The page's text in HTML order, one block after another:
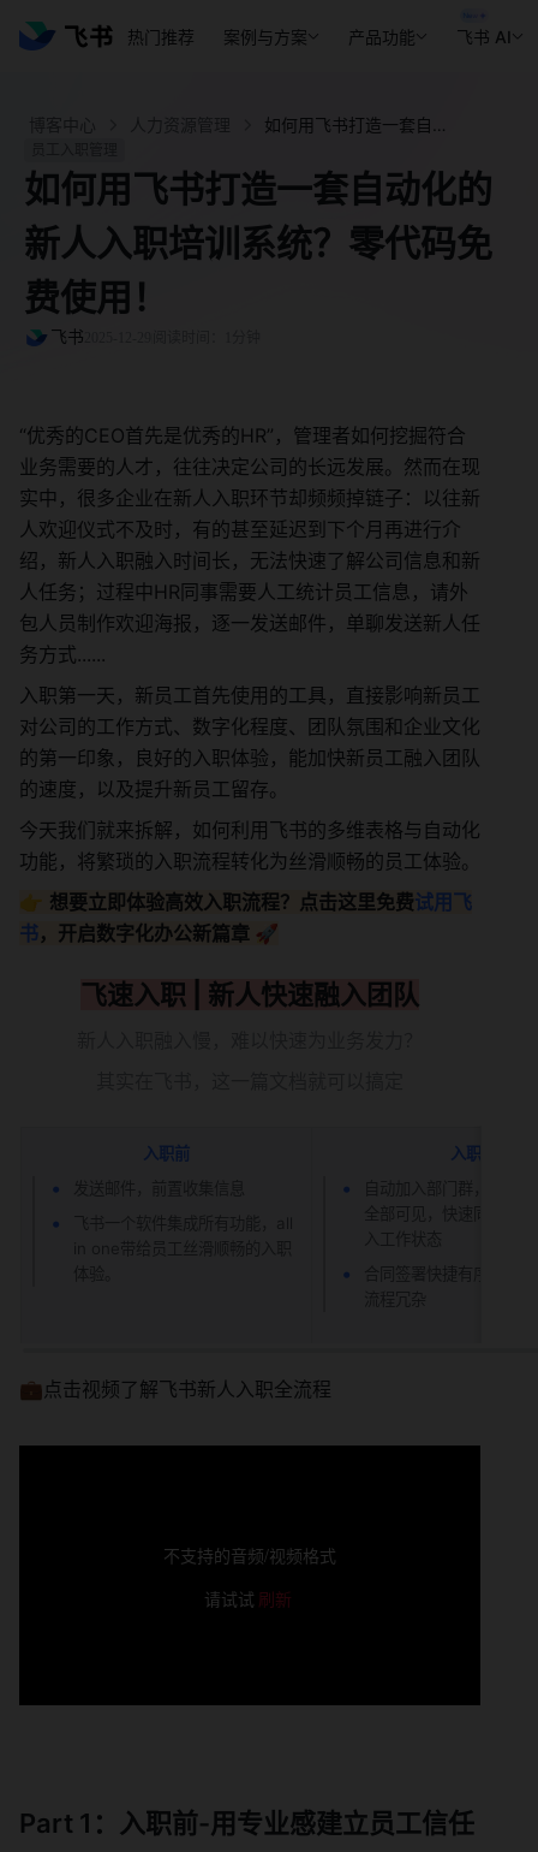
热门推荐 案例与方案 产品功能 飞书 AI
如何用飞书打造一套自动化的
新人入职培训系统？零代码免
费使用！
飞书
“优秀的CEO首先是优秀的HR”，管理者如何挖掘符合
业务需要的人才，往往决定公司的长远发展。然而在现
实中，很多企业在新人入职环节却频频掉链子：以往新
人欢迎仪式不及时，有的甚至延迟到下个月再进行介
绍，新人入职融入时间长，无法快速了解公司信息和新
人任务；过程中HR同事需要人工统计员工信息，请外
包人员制作欢迎海报，逐一发送邮件，单聊发送新人任
务方式......
入职第一天，新员工首先使用的工具，直接影响新员工
对公司的工作方式、数字化程度、团队氛围和企业文化
的第一印象，良好的入职体验，能加快新员工融入团队
的速度，以及提升新员工留存。
今天我们就来拆解，如何利用飞书的多维表格与自动化
功能，将繁琐的入职流程转化为丝滑顺畅的员工体验。
👉 想要立即体验高效入职流程？点击这里免费试用飞
书 ，开启数字化办公新篇章 🚀
飞速入职 | 新人快速融入团队
入职前
入职时
💼点击视频了解飞书新人入职全流程
不支持的音频/视频格式
请试试 刷新
Part 1：入职前-用专业感建立员工信任